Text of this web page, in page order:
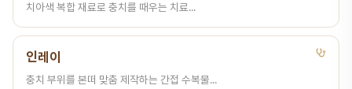
치아색 복합 재료로 충치를 때우는 치료...
인레이
충치 부위를 본떠 맞춤 제작하는 간접 수복물...